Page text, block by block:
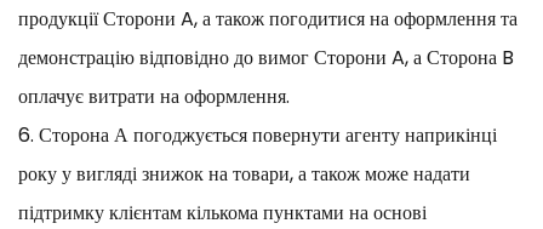
продукції Сторони A, а також погодитися на оформлення та
демонстрацію відповідно до вимог Сторони A, а Сторона B
оплачує витрати на оформлення.
6. Сторона А погоджується повернути агенту наприкінці
року у вигляді знижок на товари, а також може надати
підтримку клієнтам кількома пунктами на основі